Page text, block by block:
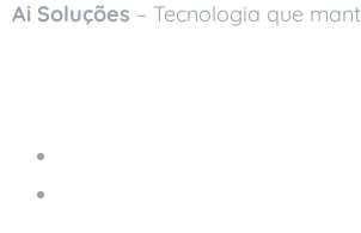
Ai Soluções – Tecnologia que